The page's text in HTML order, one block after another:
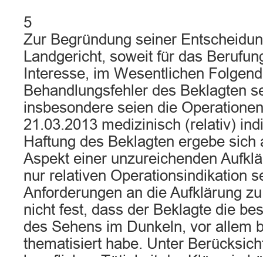
5
Zur Begründung seiner
Landgericht, soweit für das
Interesse, im Wesentlichen
Behandlungsfehler des Beklagten
insbesondere seien die
21.03.2013 medizinisch (relativ)
Haftung des Beklagten ergebe sich
Aspekt einer unzureichenden
nur relativen Operationsindikation
Anforderungen an die Aufklärung
nicht fest, dass der Beklagte die
des Sehens im Dunkeln, vor allem
thematisiert habe. Unter